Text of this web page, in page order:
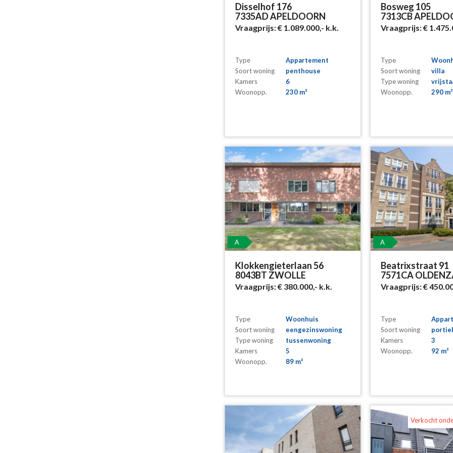
Disselhof 176
7335AD APELDOORN
Vraagprijs:€ 1.089.000,- k.k.
Type
Appartement
Soort woning
penthouse
Kamers
6
Woonopp.
230 m²
Bosweg 105
7313CB
Vraagprijs:€
Type
Soort woning
villa
Type woning
Woonopp.
290 m²
A
Klokkengieterlaan 56
8043BT ZWOLLE
Vraagprijs:€ 380.000,- k.k.
Type
Woonhuis
Soort woning
eengezinswoning
Type woning
tussenwoning
Kamers
5
Woonopp.
89 m²
A
Beatrixstraat 91
7571CA
Vraagprijs:€
Type
Soort woning
Kamers
3
Woonopp.
92 m²
Verkocht